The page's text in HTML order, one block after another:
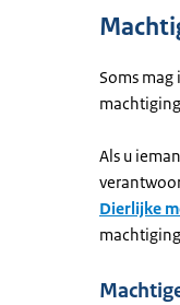
Soms
Als u
Dierlijke